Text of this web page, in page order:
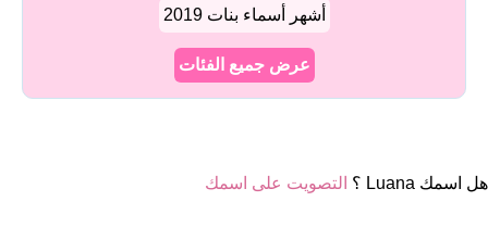
أشهر أسماء بنات 2019
عرض جميع الفئات
هل اسمك Luana ؟ التصويت على اسمك